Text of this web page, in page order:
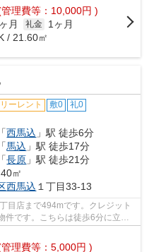
理費等：10,000円 )
月 礼金
1ヶ月
/ 21.60㎡
ーレント 敷0 礼0
「西馬込 」駅 徒歩6分
「馬込 」駅 徒歩17分
「長原 」駅 徒歩21分
㎡
西馬込 １丁目33-13
目店まで494mです。クレジット
件です。こちらは徒歩6分に立地
理費等：5,000円 )